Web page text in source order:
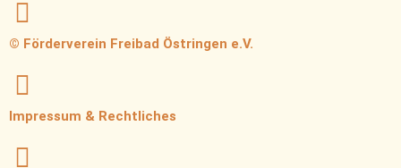
© Förderverein Freibad Östringen e.V.
Impressum & Rechtliches